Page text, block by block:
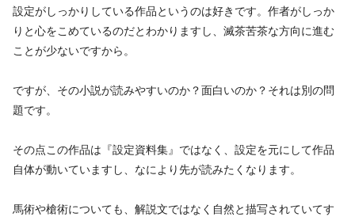
設定がしっかりしている作品というのは好きです。作者がしっか
りと心をこめているのだとわかりますし、滅茶苦茶な方向に進む
ことが少ないですから。
ですが、その小説が読みやすいのか？面白いのか？それは別の問
題です。
その点この作品は『設定資料集』ではなく、設定を元にして作品
自体が動いていますし、なにより先が読みたくなります。
馬術や槍術についても、解説文ではなく自然と描写されていてす